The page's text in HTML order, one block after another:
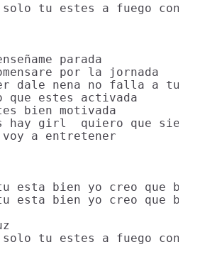
tu estes a fuego con
parada
por la jornada
dale nena no falla a tus
que estes activada
bien motivada
hay girl  quiero que
a entretener
esta bien yo creo que
esta bien yo creo que
tu estes a fuego con